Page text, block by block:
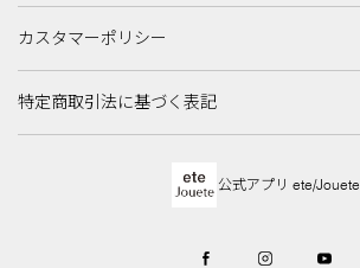
カスタマーポリシー
特定商取引法に基づく表記
公式アプリ ete/Jouete